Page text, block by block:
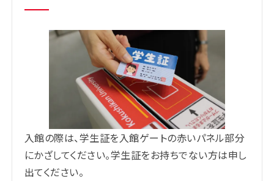
入館の際は、学生証を入館ゲートの赤いパネル部分
にかざしてください。学生証をお持ちでない方は申し
出てください。